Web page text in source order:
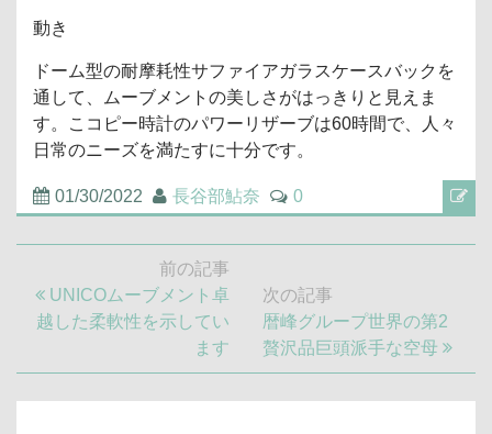
動き
ドーム型の耐摩耗性サファイアガラスケースバックを
通して、ムーブメントの美しさがはっきりと見えま
す。こコピー時計のパワーリザーブは60時間で、人々
日常のニーズを満たすに十分です。
01/30/2022 長谷部鮎奈 0
ナ
ー
シ
前の記事
前
の
事:
UNICOムーブメント卓
越した柔軟性を示してい
ます
次の記事
次
の
記
事:
暦峰グループ世界の第2
贅沢品巨頭派手な空母